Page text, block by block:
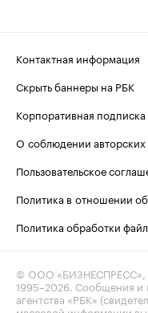
Контактная информация
Скрыть баннеры на РБК
Корпоративная подписка
О соблюдении авторских
Пользовательское
Политика в отношении
Политика обработки
© ООО
1995–2026. Сообщения и
агентства «РБК»